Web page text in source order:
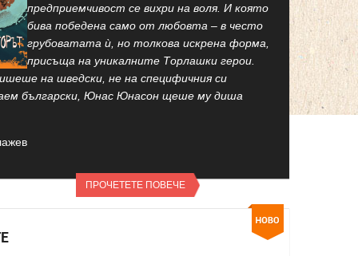
предприемчивост се вихри на воля. И която
бива победена само от любовта – в често
грубоватата ѝ, но толкова искрена форма,
присъща на уникалните Торлашки герои.
на шведски, не на специфичния си
български, Юнас Юнасон щеше му диша
ПРОЧЕТЕТЕ ПОВЕЧЕ